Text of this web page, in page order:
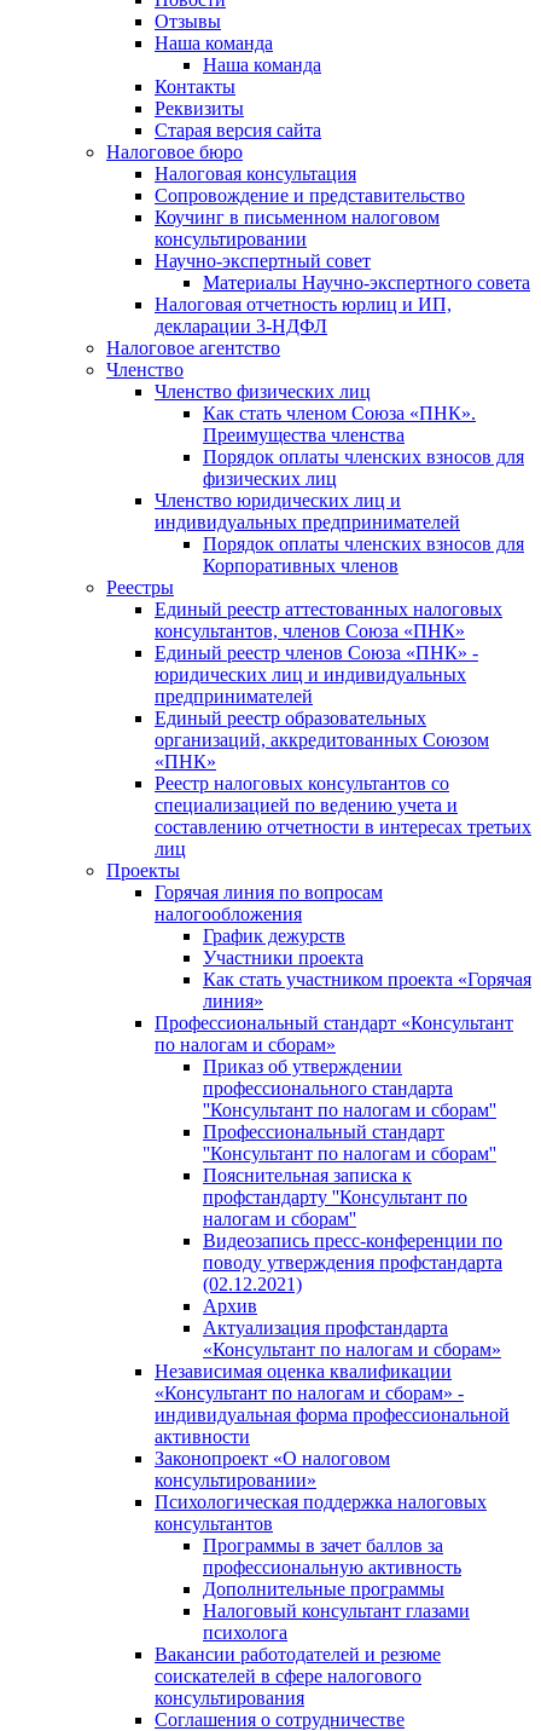
Отзывы
Наша команда
Наша команда
Контакты
Реквизиты
Старая версия сайта
Налоговое бюро
Налоговая консультация
Cопровождение и представительство
Коучинг в письменном налоговом
консультировании
Научно-экспертный совет
Материалы Научно-экспертного совета
Налоговая отчетность юрлиц и ИП,
декларации 3-НДФЛ
Налоговое агентство
Членство
Членство физических лиц
Как стать членом Союза «ПНК».
Преимущества членства
Порядок оплаты членских взносов для
физических лиц
Членство юридических лиц и
индивидуальных предпринимателей
Порядок оплаты членских взносов для
Корпоративных членов
Реестры
Единый реестр аттестованных налоговых
консультантов, членов Союза «ПНК»
Единый реестр членов Союза «ПНК» -
юридических лиц и индивидуальных
предпринимателей
Единый реестр образовательных
организаций, аккредитованных Союзом
«ПНК»
Реестр налоговых консультантов со
специализацией по ведению учета и
составлению отчетности в интересах третьих
лиц
Проекты
Горячая линия по вопросам
налогообложения
График дежурств
Участники проекта
Как стать участником проекта «Горячая
линия»
Профессиональный стандарт «Консультант
по налогам и сборам»
Приказ об утверждении
профессионального стандарта
''Консультант по налогам и сборам''
Профессиональный стандарт
''Консультант по налогам и сборам''
Пояснительная записка к
профстандарту ''Консультант по
налогам и сборам''
Видеозапись пресс-конференции по
поводу утверждения профстандарта
(02.12.2021)
Архив
Актуализация профстандарта
«Консультант по налогам и сборам»
Независимая оценка квалификации
«Консультант по налогам и сборам» -
индивидуальная форма профессиональной
активности
Законопроект «О налоговом
консультировании»
Психологическая поддержка налоговых
консультантов
Программы в зачет баллов за
профессиональную активность
Дополнительные программы
Налоговый консультант глазами
психолога
Вакансии работодателей и резюме
соискателей в сфере налогового
консультирования
Соглашения о сотрудничестве